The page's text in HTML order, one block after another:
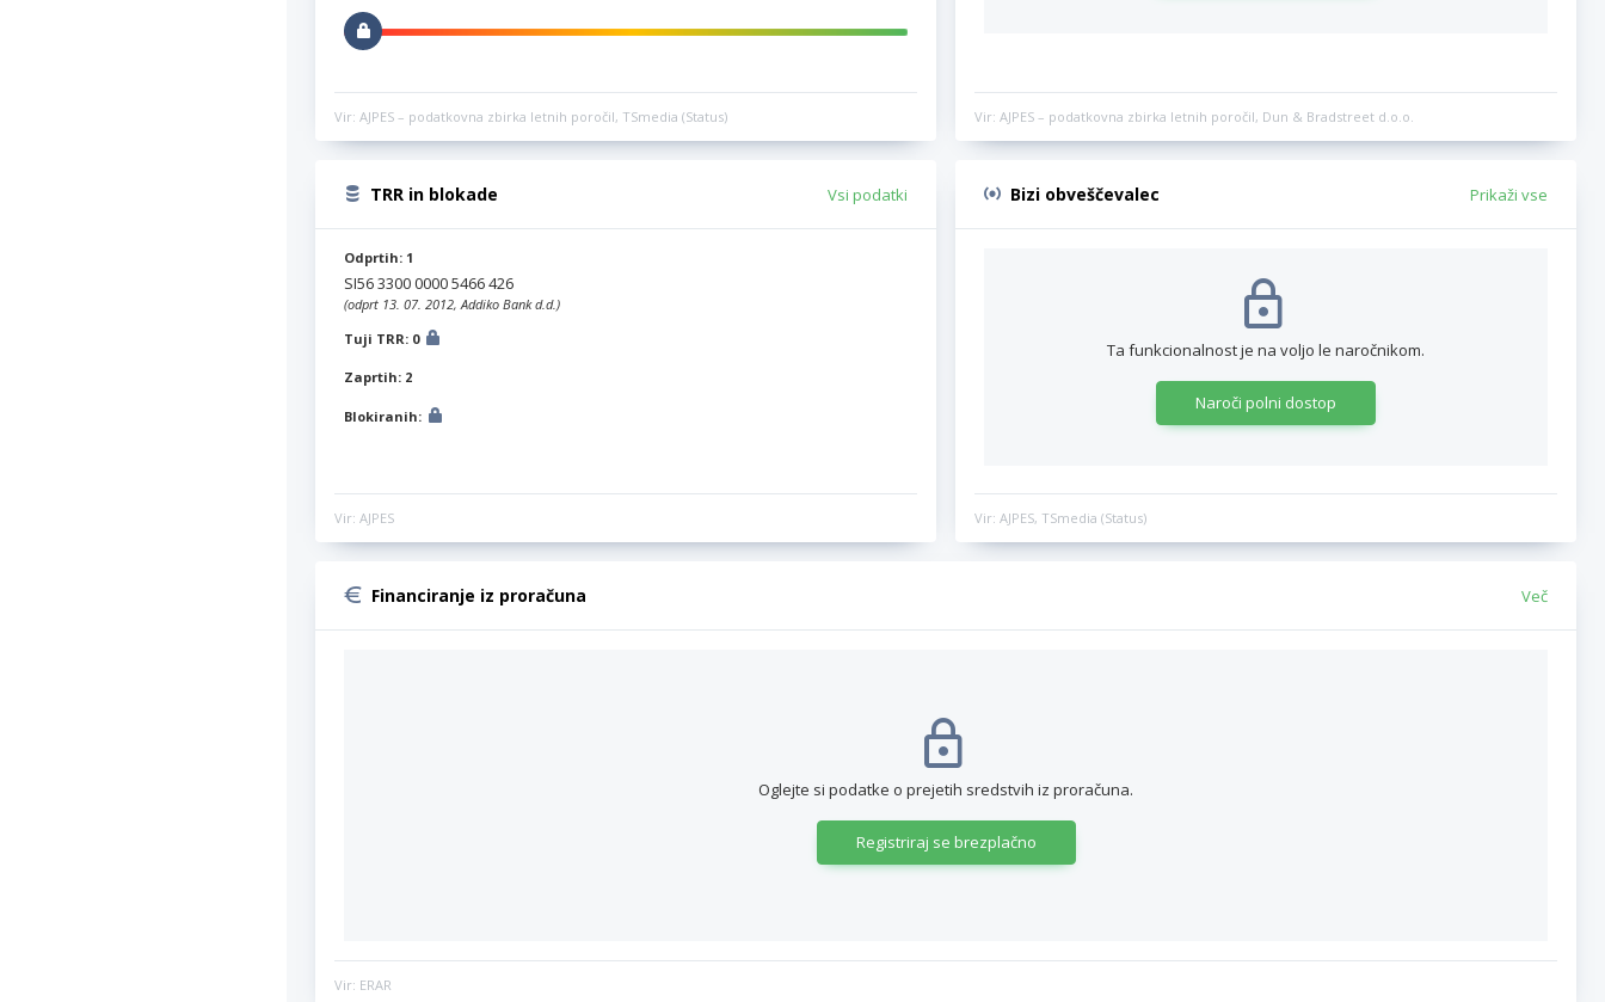
Vir: AJPES – podatkovna zbirka letnih poročil, TSmedia (Status) Vir: AJPES – podatkovna zbirka letnih poročil, Dun & Bradstreet d.o.o.
TRR in blokade Vsi podatki
Odprtih: 1
SI56 3300 0000 5466 426
(odprt 13. 07. 2012, Addiko Bank d.d.)
Tuji TRR: 0
Zaprtih: 2
Blokiranih:
Vir: AJPES
Bizi obveščevalec Prikaži vse
Ta funkcionalnost je na voljo le naročnikom.
Naroči polni dostop
Vir: AJPES, TSmedia (Status)
Financiranje iz proračuna Več
Oglejte si podatke o prejetih sredstvih iz proračuna.
Registriraj se brezplačno
Vir: ERAR